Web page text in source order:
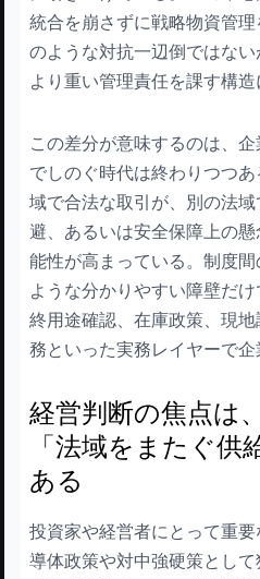
統合を崩さずに戦略物資管
のような対抗一辺倒ではな
より重い管理責任を課す構造
この差分が意味するのは、
でしのぐ時代は終わりつつ
域で合法な取引が、別の法
避、あるいは安全保障上の
能性が高まっている。制度
ような分かりやすい障壁だ
終用途確認、在庫政策、現
務といった実務レイヤーで企
経営判断の焦点は
「法域をまたぐ供
ある
投資家や経営者にとって重
導体政策や対中強硬策として